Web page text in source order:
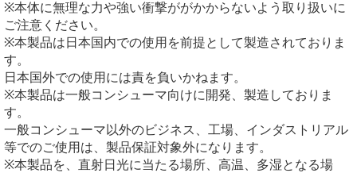
※本体に無理な力や強い衝撃ががかからないよう取り扱いに
ご注意ください。
※本製品は日本国内での使用を前提として製造されておりま
す。
日本国外での使用には責を負いかねます。
※本製品は一般コンシューマ向けに開発、製造しておりま
す。
一般コンシューマ以外のビジネス、工場、インダストリアル
等でのご使用は、製品保証対象外になります。
※本製品を、直射日光に当たる場所、高温、多湿となる場